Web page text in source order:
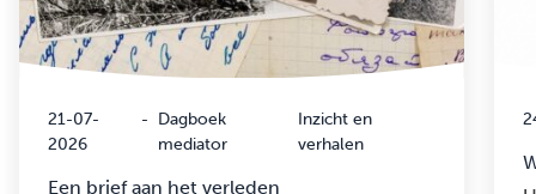
21-07-
2026
- Dagboek
mediator
Inzicht en
verhalen
Een brief aan het verleden